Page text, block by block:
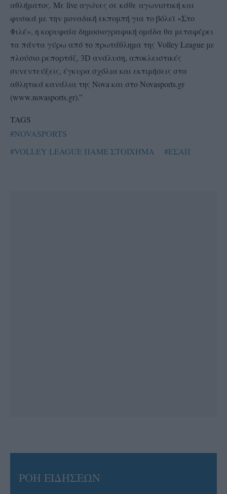
αθλήματος. Με live αγώνες σε κάθε αγωνιστική και
φυσικά με την μοναδική εκπομπή για το βόλεϊ «Στο
Φιλέ», η κορυφαία δημοσιογραφική ομάδα θα μεταφέρει
τα πάντα γύρω από το πρωτάθλημα της Volley League με
πλούσιο ρεπορτάζ, 3D ανάλυση, αποκλειστικές
συνεντεύξεις, έγκυρα σχόλια και εκτιμήσεις στα
αθλητικά κανάλια της Nova και στο Novasports.gr
(www.novasports.gr).”
TAGS
#NOVASPORTS
#VOLLEY LEAGUE ΠΑΜΕ ΣΤΟΙΧΗΜΑ
#ΕΣΑΠ
ΡΟΗ ΕΙΔΗΣΕΩΝ